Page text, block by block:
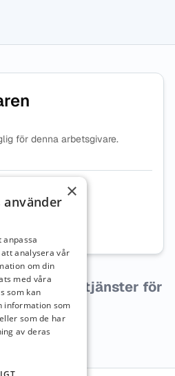
för denna arbetsgivare.
inga lediga tjänster för
×
använder
anpassa
analysera vår
om din
med våra
som kan
information som
som de har
av deras